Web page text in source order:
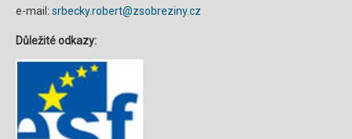
e-mail: srbecky.robert@zsobreziny.cz
Důležité odkazy: